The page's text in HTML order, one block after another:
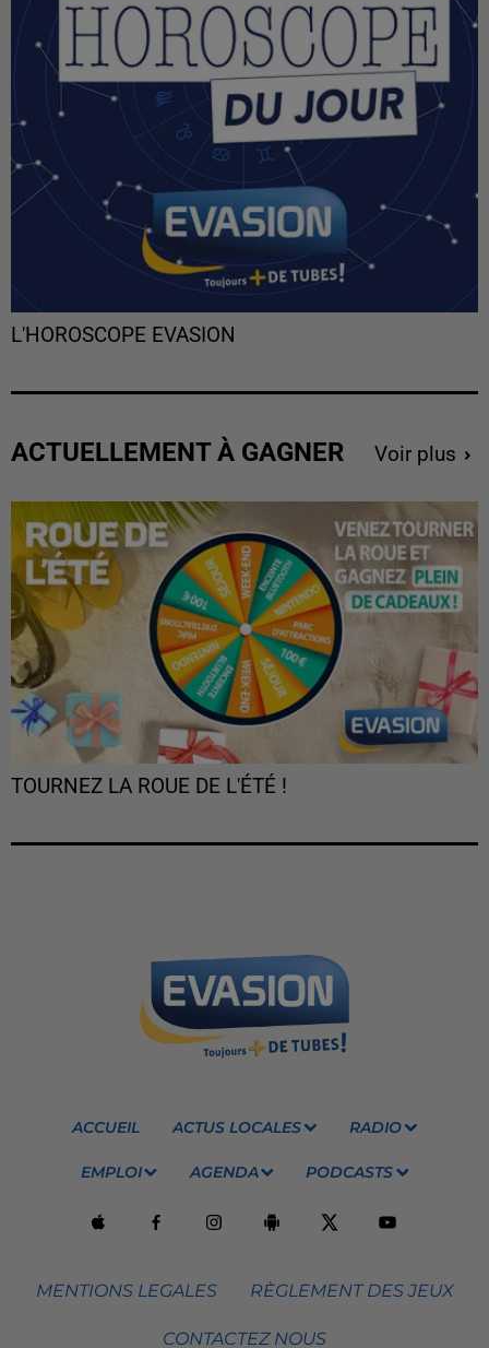
L'HOROSCOPE EVASION
ACTUELLEMENT À GAGNER Voir plus
TOURNEZ LA ROUE DE L'ÉTÉ !
ACCUEIL ACTUS LOCALES RADIO
EMPLOI AGENDA PODCASTS
MENTIONS LEGALES RÈGLEMENT DES JEUX
CONTACTEZ NOUS